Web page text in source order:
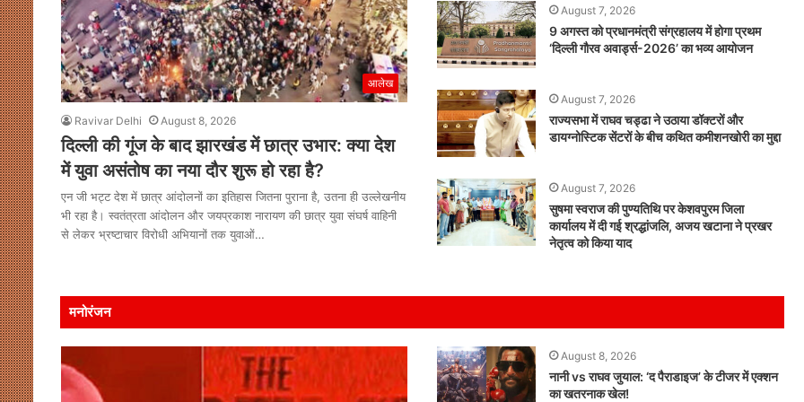
आलेख
Ravivar Delhi August 8, 2026
दिल्ली की गूंज के बाद झारखंड में छात्र उभार: क्या देश
में युवा असंतोष का नया दौर शुरू हो रहा है?
एन जी भट्ट देश में छात्र आंदोलनों का इतिहास जितना पुराना है, उतना ही उल्लेखनीय
भी रहा है। स्वतंत्रता आंदोलन और जयप्रकाश नारायण की छात्र युवा संघर्ष वाहिनी
से लेकर भ्रष्टाचार विरोधी अभियानों तक युवाओं…
August 7, 2026
9 अगस्त को प्रधानमंत्री संग्रहालय में होगा प्रथम
‘दिल्ली गौरव अवार्ड्स-2026’ का भव्य आयोजन
August 7, 2026
राज्यसभा में राघव चड्ढा ने उठाया डॉक्टरों और
डायग्नोस्टिक सेंटरों के बीच कथित कमीशनखोरी का मुद्दा
August 7, 2026
सुषमा स्वराज की पुण्यतिथि पर केशवपुरम जिला
कार्यालय में दी गई श्रद्धांजलि, अजय खटाना ने प्रखर
नेतृत्व को किया याद
मनोरंजन
August 8, 2026
नानी vs राघव जुयाल: ‘द पैराडाइज’ के टीजर में एक्शन
का खतरनाक खेल!
मुखर
सियासी
कसमकस
August 8, 2026
बदलता
संघ
प्रमुख
मोहन
भागवत
August 8, 2026
बदलता संघ और बदलता युवा: संघ प्रमुख मोहन भागवत